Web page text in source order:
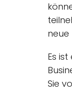
neue
Es
Sie